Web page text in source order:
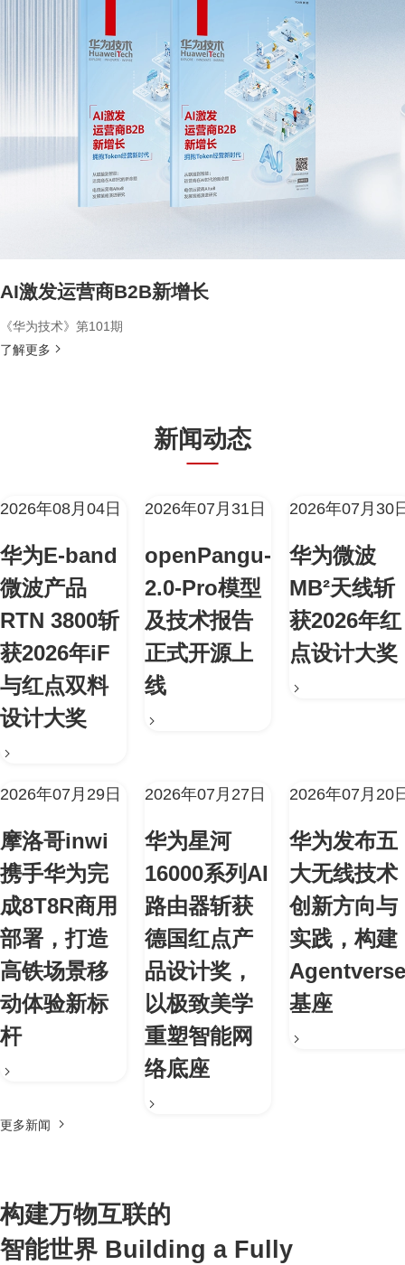
AI激发运营商B2B新增长
《华为技术》第101期
了解更多
新闻动态
2026年08月04日
华为E-band
微波产品
RTN 3800斩
获2026年iF
与红点双料
设计大奖
2026年07月31日
openPangu-
2.0-Pro模型
及技术报告
正式开源上
线
2026年07月30
华为微波
MB²天线斩
获2026年红
点设计大奖
2026年07月29日
摩洛哥inwi
携手华为完
成8T8R商用
部署，打造
高铁场景移
动体验新标
杆
2026年07月27日
华为星河
16000系列AI
路由器斩获
德国红点产
品设计奖，
以极致美学
重塑智能网
络底座
2026年07月20
华为发布五
大无线技术
创新方向与
实践，构建
Agentverse
基座
更多新闻
构建万物互联的
智能世界 Building a Fully